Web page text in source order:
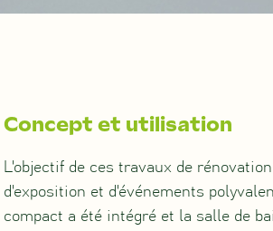
Concept et utilisation
L'objectif de ces travaux de
d'exposition et d'événements
compact a été intégré et la salle de